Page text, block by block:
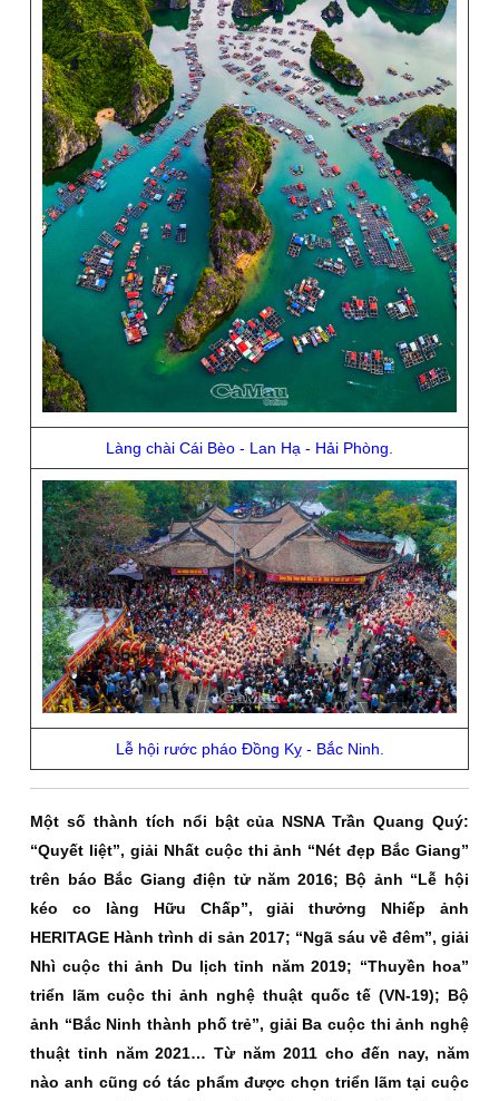
Làng chài Cái Bèo - Lan Hạ - Hải Phòng.
Lễ hội rước pháo Đồng Kỵ - Bắc Ninh.
Một số thành tích nổi bật của NSNA Trần Quang Quý:
“Quyết liệt”, giải Nhất cuộc thi ảnh “Nét đẹp Bắc Giang”
trên báo Bắc Giang điện tử năm 2016; Bộ ảnh “Lễ hội
kéo co làng Hữu Chấp”, giải thưởng Nhiếp ảnh
HERITAGE Hành trình di sản 2017; “Ngã sáu về đêm”, giải
Nhì cuộc thi ảnh Du lịch tỉnh năm 2019; “Thuyền hoa”
triển lãm cuộc thi ảnh nghệ thuật quốc tế (VN-19); Bộ
ảnh “Bắc Ninh thành phố trẻ”, giải Ba cuộc thi ảnh nghệ
thuật tỉnh năm 2021… Từ năm 2011 cho đến nay, năm
nào anh cũng có tác phẩm được chọn triển lãm tại cuộc